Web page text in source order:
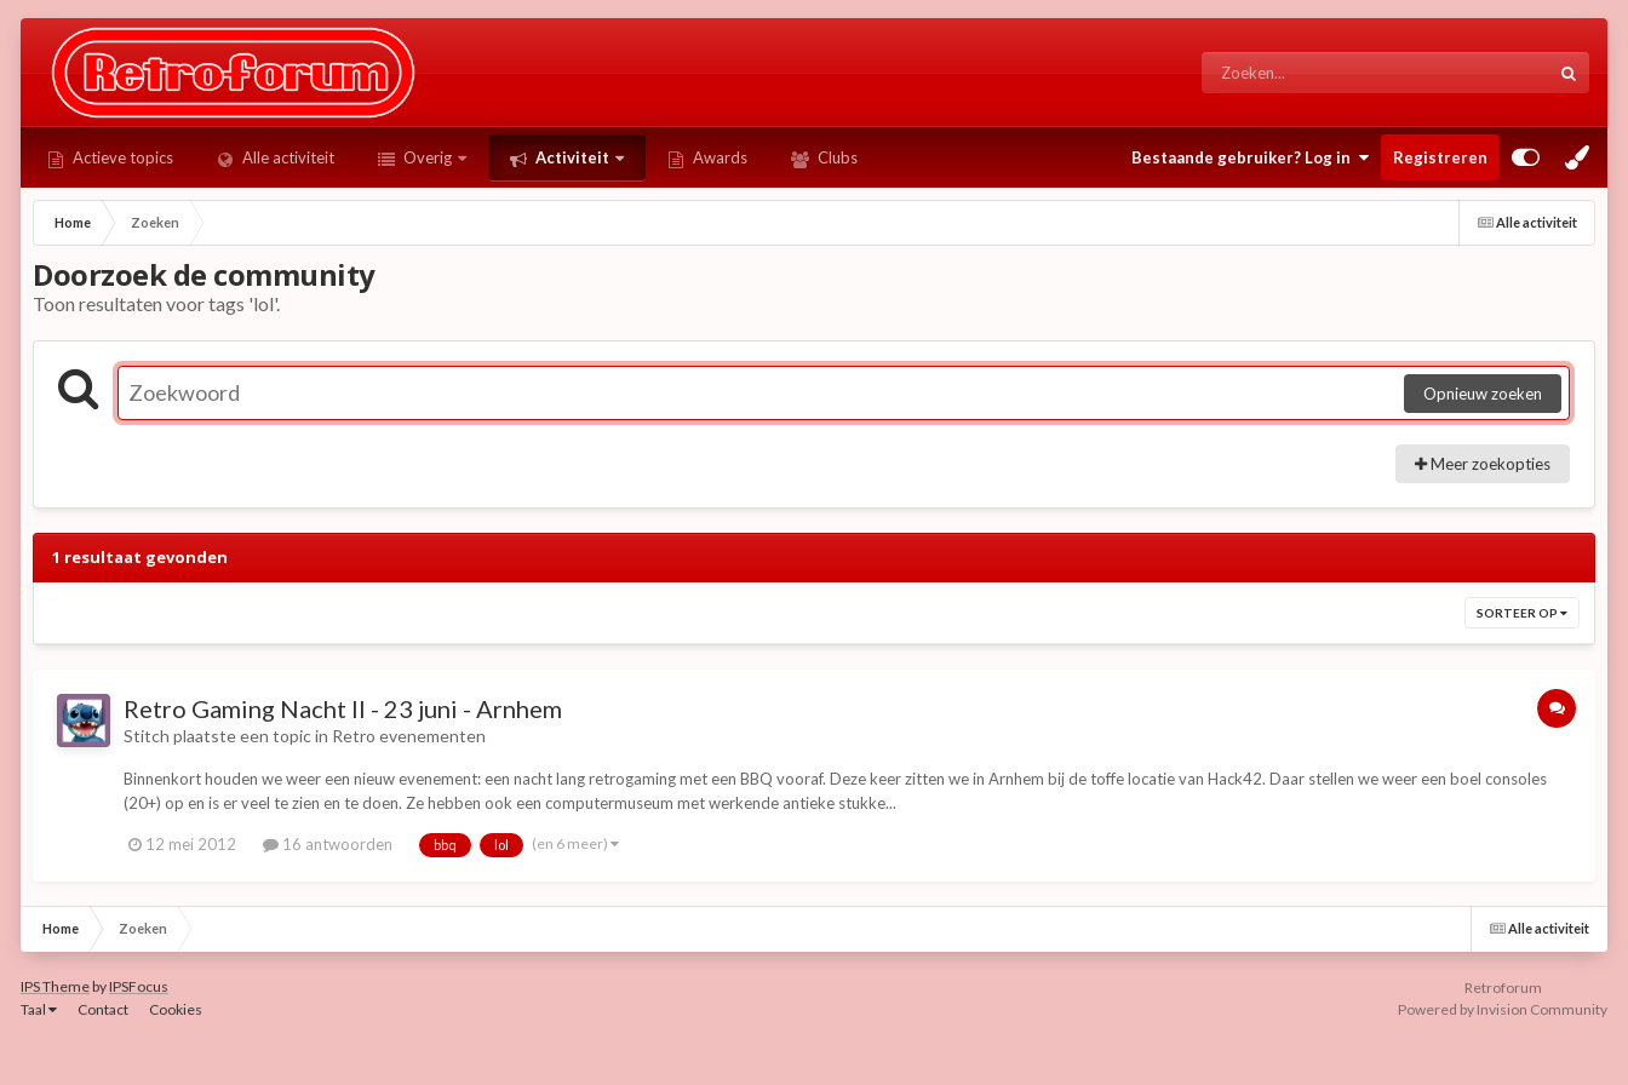
Actieve topics Alle activiteit Overig Activiteit Awards Clubs Bestaande gebruiker? Log in Registreren
Alle activiteit
Home Zoeken
Doorzoek de community
Toon resultaten voor tags 'lol'.
Opnieuw zoeken
Meer zoekopties
1 resultaat gevonden
SORTEER OP
Retro Gaming Nacht II - 23 juni - Arnhem
Stitch plaatste een topic in Retro evenementen
Binnenkort houden we weer een nieuw evenement: een nacht lang retrogaming met een BBQ vooraf. Deze keer zitten we in Arnhem bij de toffe locatie van Hack42. Daar stellen we weer een boel consoles
(20+) op en is er veel te zien en te doen. Ze hebben ook een computermuseum met werkende antieke stukke...
12 mei 2012 16 antwoorden bbq lol (en 6 meer)
Alle activiteit
Home Zoeken
IPS ThemebyIPSFocus
Taal
Contact Cookies
Retroforum
Powered by Invision Community